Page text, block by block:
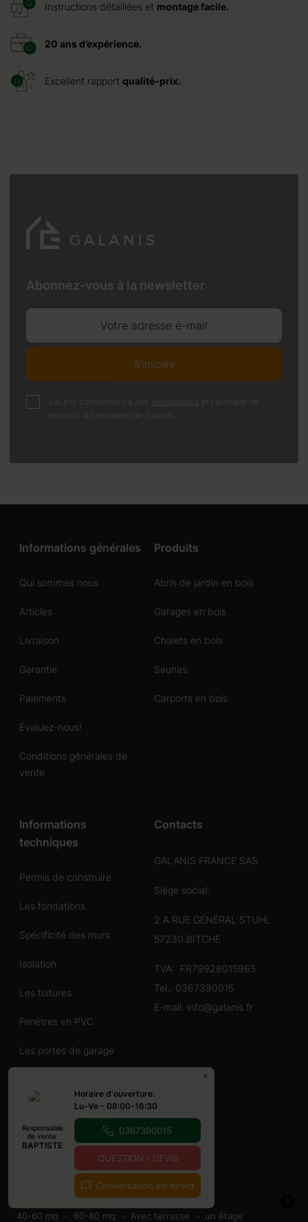
Instructions détaillées et montage facile.
20 ans d’expérience.
Excellent rapport qualité-prix.
Abonnez-vous à la newsletter
Votre adresse e-mail
S'inscrire
J'ai pris connaissance des informations
et j'accepte de
recevoir la newsletter de Galanis
Informations générales
Qui sommes nous
Articles
Livraison
Garantie
Paiements
Évaluez-nous!
Conditions générales de
vente
Produits
Abris de jardin en bois
Garages en bois
Chalets en bois
Saunas
Carports en bois
Informations
techniques
Permis de construire
Les fondations
Spécificité des murs
Isolation
Les toitures
Fenêtres en PVC
Les portes de garage
Contacts
GALANIS FRANCE SAS
Siège social:
2 A RUE GÉNÉRAL STUHL
57230 BITCHE
TVA: FR79928015965
Tel.: 0367390015
E-mail: info@galanis.fr
Chalet en bois
40-60 mq
60-80 mq Avec terrasse un étage
Responsable
de vente
BAPTISTE
Horaire d'ouverture:
Lu-Ve - 08:00-16:30
0367390015
QUESTION / DEVIS
Conversation en direct